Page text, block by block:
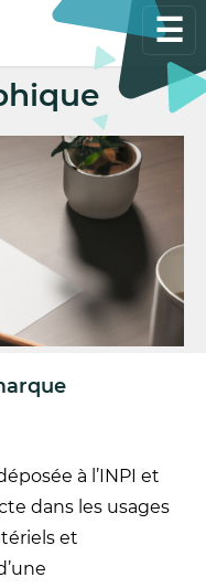
☰
à l’INPI et
dans les usages
et